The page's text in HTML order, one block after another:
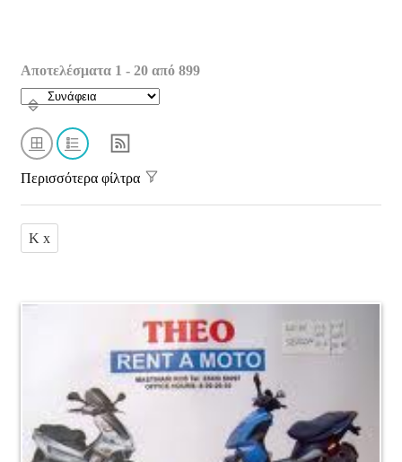
Αποτελέσματα 1 - 20 από 899
Περισσότερα φίλτρα
K x